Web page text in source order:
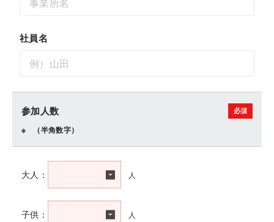
社員名
参加人数
（半角数字）
大人： 人
子供： 人